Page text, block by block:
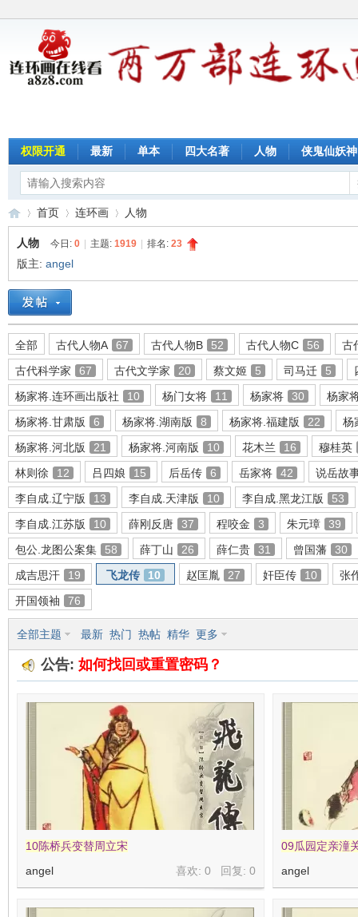
权限开通 最新 单本 四大名著 人物 侠鬼仙妖神
连
环
画
»
首页
›
连环画
›
人物
人物 今日: 0 主题: 1919 排名: 23
版主: angel
全部 古代人物A 67 古代人物B 52 古代人物C 56
古
古代科学家
67 古代文学家 20 蔡文姬 5 司马迁 5
杨家将.连环画出版社
10 杨门女将 11 杨家将 30
杨家
杨家将.甘肃版
6 杨家将.湖南版 8 杨家将.福建版 22
杨
杨家将.河北版
21 杨家将.河南版 10 花木兰 16
穆桂英
林则徐
12 吕四娘 15 后岳传 6 岳家将 42
说岳故
李自成.辽宁版
13 李自成.天津版 10 李自成.黑龙江版
53
李自成.江苏版
10 薛刚反唐 37 程咬金 3 朱元璋
39
包公.龙图公案集
58 薛丁山 26 薛仁贵 31 曾国藩
30
成吉思汗
19 飞龙传 10 赵匡胤 27 奸臣传 10
张
开国领袖
76
全部主题 最新 热门 热帖 精华 更多
公告: 如何找回或重置密码？
10陈桥兵变替周立宋
喜欢: 0 回复: 0
angel
09瓜园定亲潼
angel